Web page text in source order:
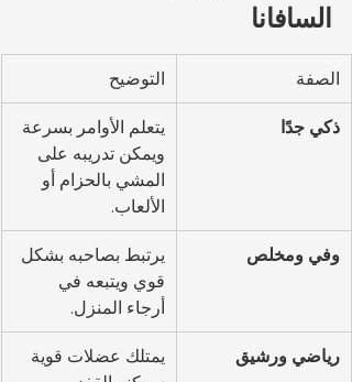
السافانا
الصفة التوضيح
ذكي جدًا
يتعلم الأوامر بسرعة
ويمكن تدريبه على
المشي بالحزام أو
الألعاب.
وفي ومخلص
يرتبط بصاحبه بشكل
قوي ويتبعه في
أرجاء المنزل.
رياضي ورشيق
يمتلك عضلات قوية